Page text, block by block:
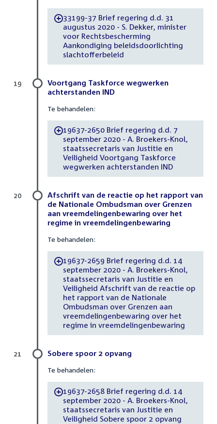
-33199-37 Brief regering d.d. 31
augustus 2020 - S. Dekker, minister
voor Rechtsbescherming
Aankondiging beleidsdoorlichting
slachtofferbeleid
Voortgang Taskforce wegwerken
achterstanden IND
Te behandelen:
-19637-2650 Brief regering d.d. 7
september 2020 - A. Broekers-Knol,
staatssecretaris van Justitie en
Veiligheid Voortgang Taskforce
wegwerken achterstanden IND
19
Afschrift van de reactie op het rapport van
de Nationale Ombudsman over Grenzen
aan vreemdelingenbewaring over het
regime in vreemdelingenbewaring
Te behandelen:
-19637-2659 Brief regering d.d. 14
september 2020 - A. Broekers-Knol,
staatssecretaris van Justitie en
Veiligheid Afschrift van de reactie op
het rapport van de Nationale
Ombudsman over Grenzen aan
vreemdelingenbewaring over het
regime in vreemdelingenbewaring
20
Sobere spoor 2 opvang
Te behandelen:
-19637-2658 Brief regering d.d. 14
september 2020 - A. Broekers-Knol,
staatssecretaris van Justitie en
Veiligheid Sobere spoor 2 opvang
21